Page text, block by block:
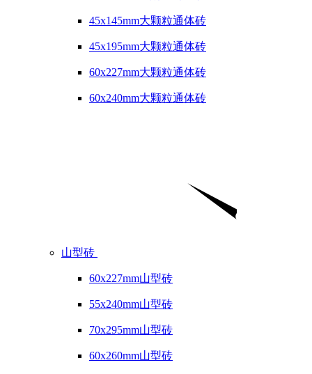
45x145mm大颗粒通体砖
45x195mm大颗粒通体砖
60x227mm大颗粒通体砖
60x240mm大颗粒通体砖
山型砖
60x227mm山型砖
55x240mm山型砖
70x295mm山型砖
60x260mm山型砖